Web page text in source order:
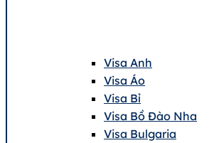
Visa Anh
Visa Áo
Visa Bỉ
Visa Bồ Đào Nha
Visa Bulgaria